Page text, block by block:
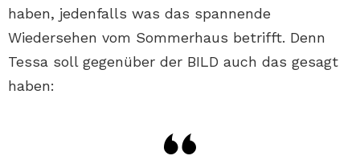
haben, jedenfalls was das spannende
Wiedersehen vom Sommerhaus betrifft. Denn
Tessa soll gegenüber der BILD auch das gesagt
haben: